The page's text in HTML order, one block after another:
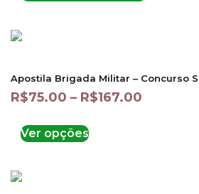
Apostila Brigada Militar – Concurso
R$75.00 – R$167.00
Ver opções